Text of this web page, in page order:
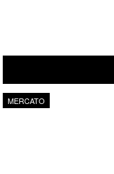
Vai al contenuto
MERCATO